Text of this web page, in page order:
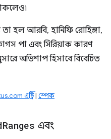
তা হল আরবি, হানিফি রোহিঙ্গা,
পা এবং সিরিয়াক কারণ
অভিশাপ হিসাবে বিবেচিত
এন্ট্রি| স্পেক
Ranges এবং